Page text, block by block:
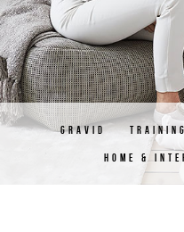
GRAVID
HOME &